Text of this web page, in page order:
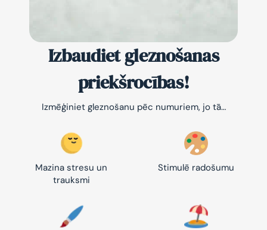
Izbaudiet gleznošanas
priekšrocības!
Izmēģiniet gleznošanu pēc numuriem, jo tā…
Mazina stresu un
trauksmi
Stimulē radošumu